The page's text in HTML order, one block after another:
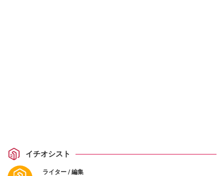
イチオシスト
ライター / 編集